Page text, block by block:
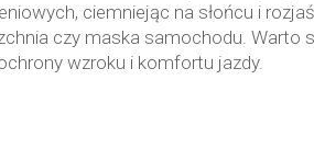
ciemniejąc na słońcu i
czy maska samochodu. Warto
wzroku i komfortu jazdy.